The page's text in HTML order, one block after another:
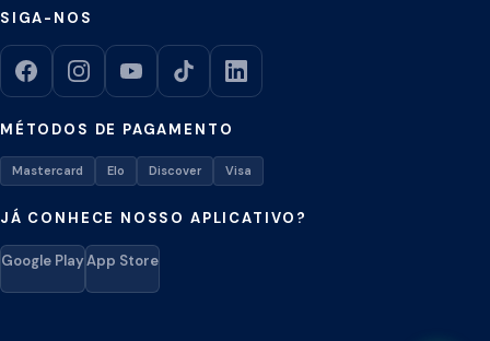
SIGA-NOS
MÉTODOS DE PAGAMENTO
Mastercard Elo Discover Visa
JÁ CONHECE NOSSO APLICATIVO?
Google PlayApp Store